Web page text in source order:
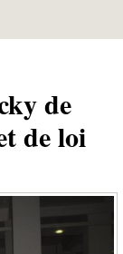
de
de loi